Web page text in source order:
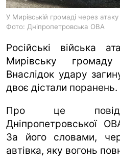
У Мирівській громаді через
Фото: Дніпропетровська ОВА
Російські війська
Мирівську
Внаслідок удару
двоє дістали поранень.
Про це
Дніпропетровської
За його словами,
автівка, яку вогонь